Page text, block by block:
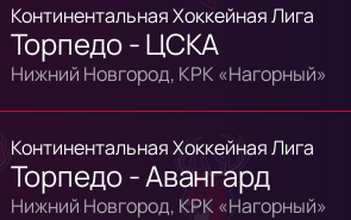
Континентальная Хоккейная Лига
Торпедо - ЦСКА
Нижний Новгород, КРК «Нагорный»
Континентальная Хоккейная Лига
Торпедо - Авангард
Нижний Новгород, КРК «Нагорный»